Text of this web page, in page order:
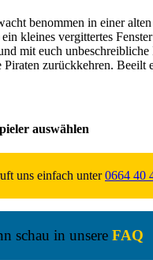
benommen in einer
kleines vergittertes
mit euch
zurückkehren. Beeilt
auswählen
uns einfach unter0664 40
schau in unsere FAQ